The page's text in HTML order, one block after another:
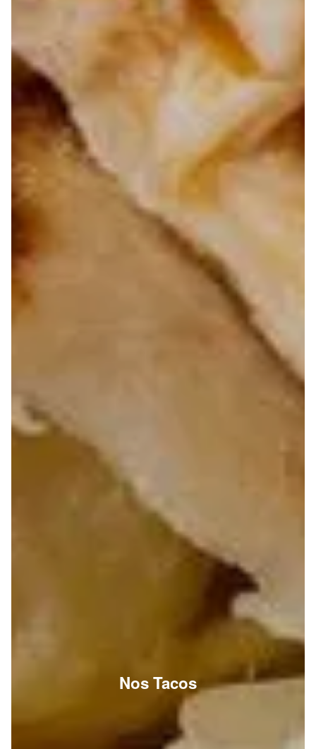
Nos Tacos